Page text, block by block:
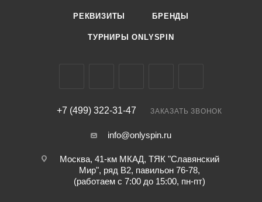
РЕКВИЗИТЫ БРЕНДЫ
ТУРНИРЫ ONLYSPIN
+7 (499) 322-31-47 ЗАКАЗАТЬ ЗВОНОК
info@onlyspin.ru
Москва, 41-км МКАД, ТЯК "Славянский
Мир", ряд В2, павильон 76-78,
(работаем с 7:00 до 15:00, пн-пт)